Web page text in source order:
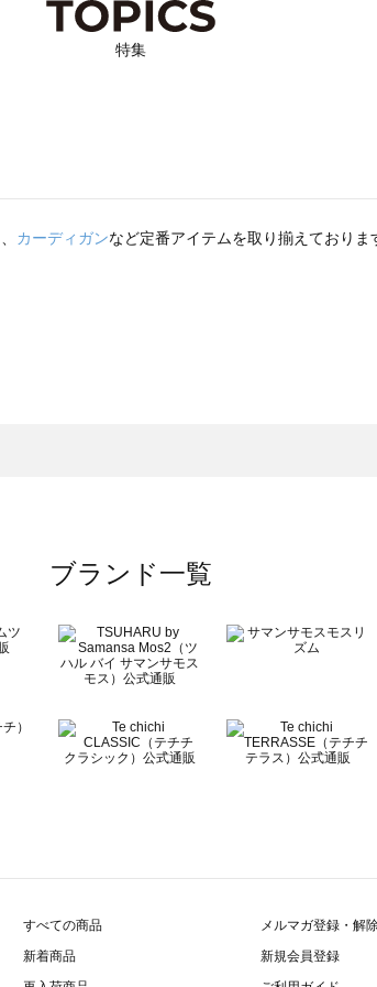
特集
カーディガンなど定番アイテムを取り揃えておりま
ブランド一覧
すべての商品
新着商品
メルマガ登録・解
新規会員登録